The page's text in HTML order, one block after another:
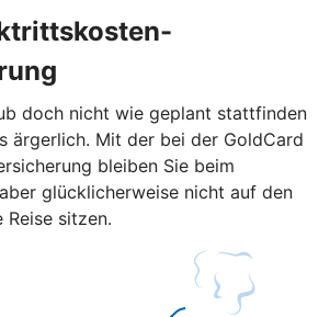
doch nicht wie geplant stattfinden
ärgerlich. Mit der bei der GoldCard
bleiben Sie beim
glücklicherweise nicht auf den
Reise sitzen.